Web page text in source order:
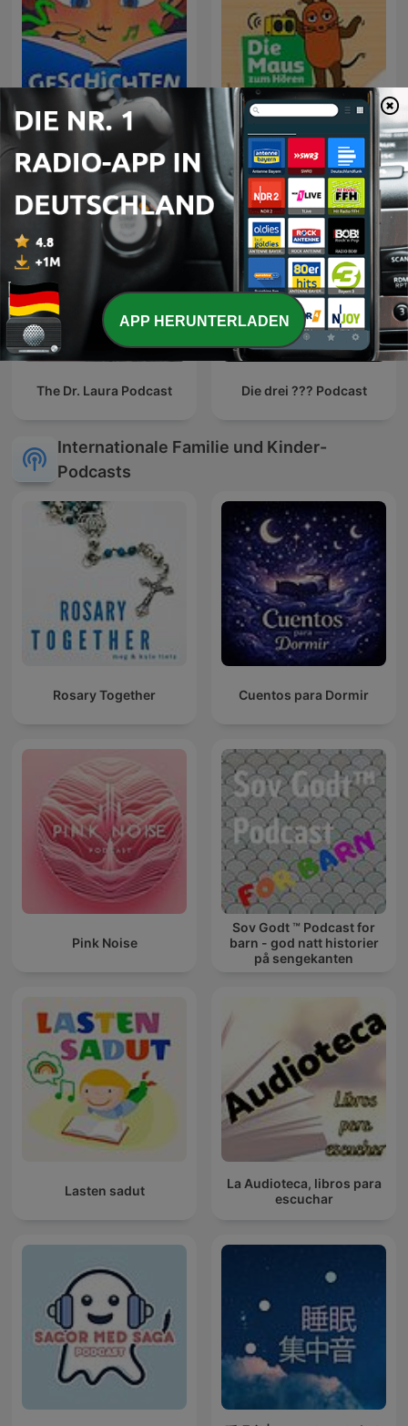
Geschichten für Kinder Die Maus zum Hören
The Dr. Laura Podcast Die drei ??? Podcast
Internationale Familie und Kinder-
Podcasts
Rosary Together Cuentos para Dormir
Pink Noise
Sov Godt ™ Podcast for
barn - god natt historier
på sengekanten
Lasten sadut
La Audioteca, libros para
escuchar
APP HERUNTERLADEN